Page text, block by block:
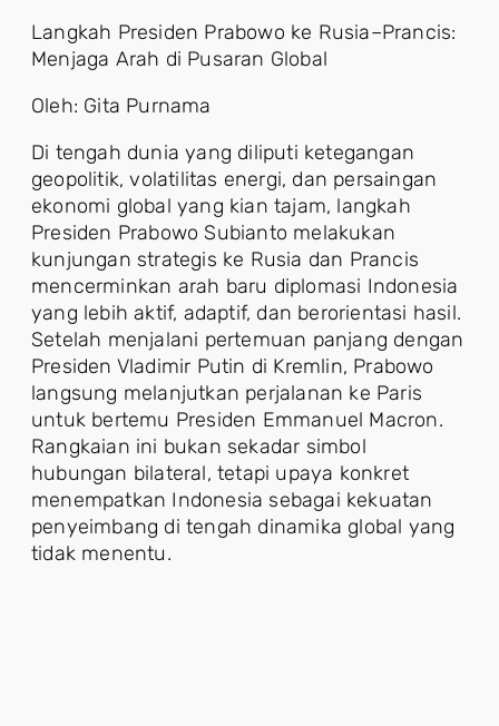
Langkah Presiden Prabowo ke Rusia–Prancis:
Menjaga Arah di Pusaran Global
Oleh: Gita Purnama
Di tengah dunia yang diliputi ketegangan
geopolitik, volatilitas energi, dan persaingan
ekonomi global yang kian tajam, langkah
Presiden Prabowo Subianto melakukan
kunjungan strategis ke Rusia dan Prancis
mencerminkan arah baru diplomasi Indonesia
yang lebih aktif, adaptif, dan berorientasi hasil.
Setelah menjalani pertemuan panjang dengan
Presiden Vladimir Putin di Kremlin, Prabowo
langsung melanjutkan perjalanan ke Paris
untuk bertemu Presiden Emmanuel Macron.
Rangkaian ini bukan sekadar simbol
hubungan bilateral, tetapi upaya konkret
menempatkan Indonesia sebagai kekuatan
penyeimbang di tengah dinamika global yang
tidak menentu.